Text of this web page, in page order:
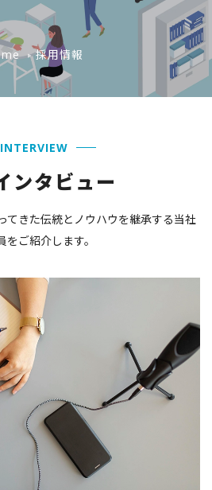
採用情報
INTERVIEW
ンタビュー
てきた伝統とノウハウを継承する当社
をご紹介します。